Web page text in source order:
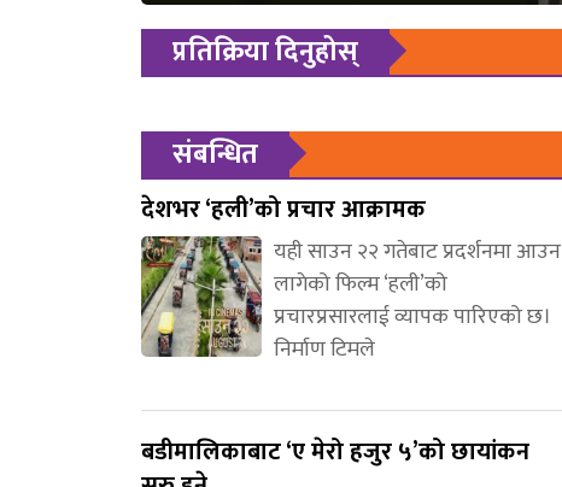
प्रतिक्रिया दिनुहोस्
संबन्धित
देशभर ‘हली’को प्रचार आक्रामक
यही साउन २२ गतेबाट प्रदर्शनमा आउन
लागेको फिल्म ‘हली’को
प्रचारप्रसारलाई व्यापक पारिएको छ।
निर्माण टिमले
बडीमालिकाबाट ‘ए मेरो हजुर ५’को छायांकन